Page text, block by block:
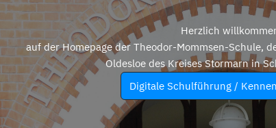
Herzlich
auf der Homepage der Theodor-Mommsen-Schule,
Oldesloe des Kreises Stormarn in
Digitale Schulführung /